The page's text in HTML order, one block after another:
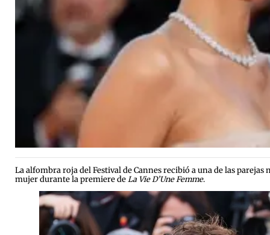
La alfombra roja del Festival de Cannes recibió a una de las
mujer durante la premiere de La Vie D’Une Femme.